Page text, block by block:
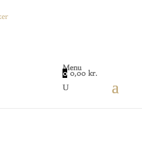
Menu
0 0,00kr.
/ Guld creoler